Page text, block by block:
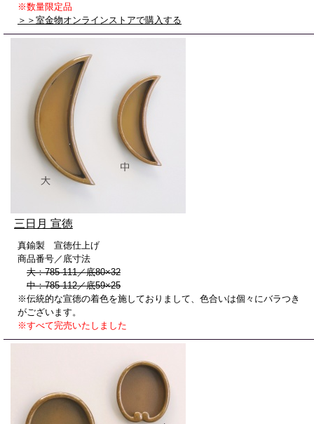
※数量限定品
＞＞室金物オンラインストアで購入する
三日月 宣徳
真鍮製 宣徳仕上げ
商品番号／底寸法
大：785-111／底80×32
中：785-112／底59×25
※伝統的な宣徳の着色を施しておりまして、色合いは個々にバラつき
がございます。
※すべて完売いたしました